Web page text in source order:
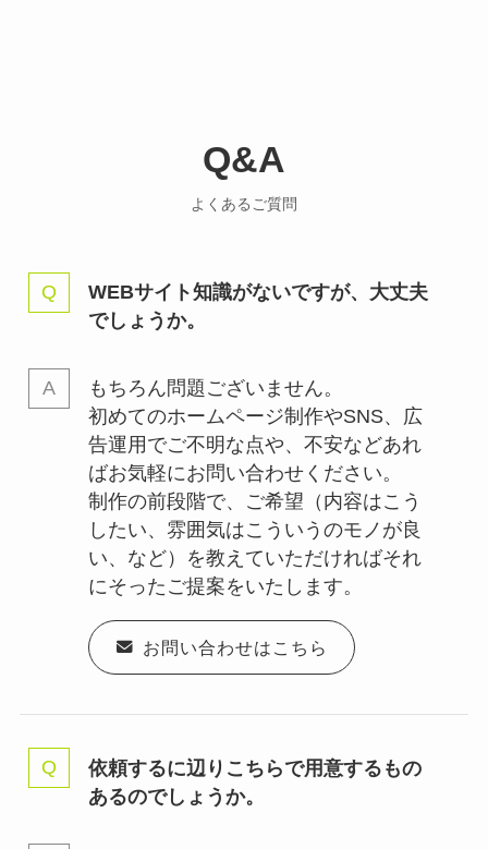
Q&A
よくあるご質問
WEBサイト知識がないですが、大丈夫
でしょうか。
もちろん問題ございません。
初めてのホームページ制作やSNS、広
告運用でご不明な点や、不安などあれ
ばお気軽にお問い合わせください。
制作の前段階で、ご希望（内容はこう
したい、雰囲気はこういうのモノが良
い、など）を教えていただければそれ
にそったご提案をいたします。
お問い合わせはこちら
依頼するに辺りこちらで用意するもの
あるのでしょうか。